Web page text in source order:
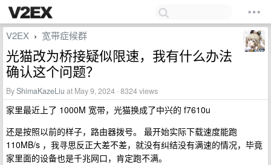
V2EX › 宽带症候群
光猫改为桥接疑似限速，我有什么办法
确认这个问题？
ByShimaKazeLiu at May 9, 2024 · 8324 views
家里最近上了 1000M 宽带，光猫换成了中兴的 f7610u
还是按照以前的样子，路由器拨号。 最开始实际下载速度能跑
110MB/s ，我寻思反正大差不差，就没有纠结没有满速的情况，毕竟
家里面的设备也是千兆网口，肯定跑不满。